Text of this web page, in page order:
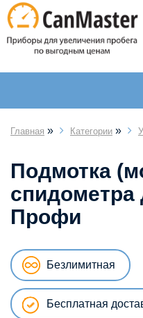
Главная » Категории »
Подмотка
спидометра
Профи
Безлимитная
Бесплатная